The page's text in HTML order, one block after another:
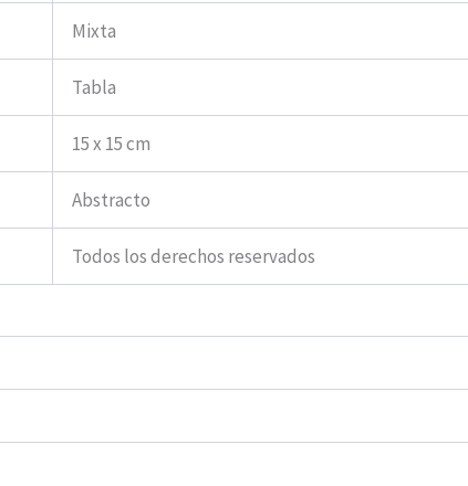
Mixta
Tabla
15 x 15 cm
Abstracto
Todos los derechos reservados